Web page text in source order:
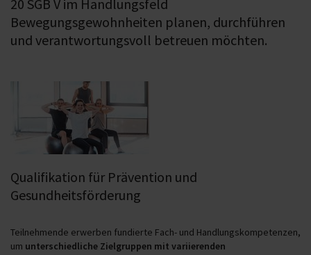
20 SGB V im Handlungsfeld
Bewegungsgewohnheiten planen, durchführen
und verantwortungsvoll betreuen möchten.
Qualifikation für Prävention und
Gesundheitsförderung
Teilnehmende erwerben fundierte Fach- und Handlungskompetenzen,
um unterschiedliche Zielgruppen mit variierenden